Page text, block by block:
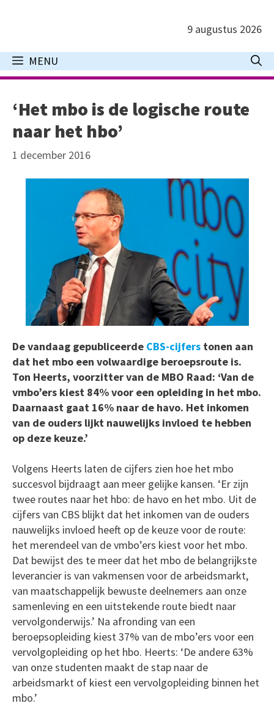
inhoud
9 augustus 2026
MENU
‘Het mbo is de logische route
naar het hbo’
1 december 2016
De vandaag gepubliceerde CBS-cijfers tonen aan
dat het mbo een volwaardige beroepsroute is.
Ton Heerts, voorzitter van de MBO Raad: ‘Van de
vmbo’ers kiest 84% voor een opleiding in het mbo.
Daarnaast gaat 16% naar de havo. Het inkomen
van de ouders lijkt nauwelijks invloed te hebben
op deze keuze.’
Volgens Heerts laten de cijfers zien hoe het mbo
succesvol bijdraagt aan meer gelijke kansen. ‘Er zijn
twee routes naar het hbo: de havo en het mbo. Uit de
cijfers van CBS blijkt dat het inkomen van de ouders
nauwelijks invloed heeft op de keuze voor de route:
het merendeel van de vmbo’ers kiest voor het mbo.
Dat bewijst des te meer dat het mbo de belangrijkste
leverancier is van vakmensen voor de arbeidsmarkt,
van maatschappelijk bewuste deelnemers aan onze
samenleving en een uitstekende route biedt naar
vervolgonderwijs.’ Na afronding van een
beroepsopleiding kiest 37% van de mbo’ers voor een
vervolgopleiding op het hbo. Heerts: ‘De andere 63%
van onze studenten maakt de stap naar de
arbeidsmarkt of kiest een vervolgopleiding binnen het
mbo.’